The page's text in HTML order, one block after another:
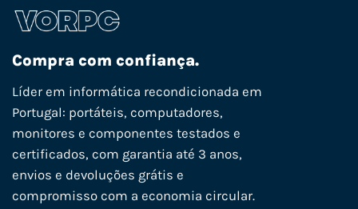
Compra com confiança.
Líder em informática recondicionada em
Portugal: portáteis, computadores,
monitores e componentes testados e
certificados, com garantia até 3 anos,
envios e devoluções grátis e
compromisso com a economia circular.